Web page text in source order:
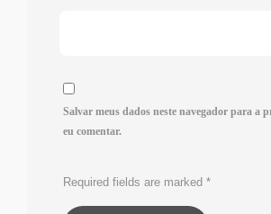
Salvar meus dados neste navegador para a
eu comentar.
Required fields are marked *